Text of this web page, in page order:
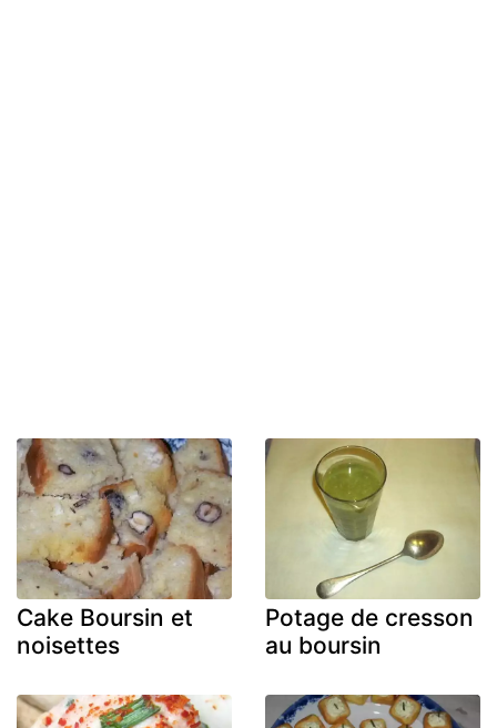
Cake Boursin et
noisettes
Potage de cresson
au boursin